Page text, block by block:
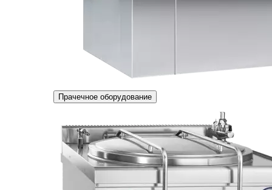
Прачечное оборудование